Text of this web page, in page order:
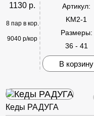
1130 р.
8 пар в кор.
9040 р/кор
Артикул:
KM2-1
Размеры:
36 - 41
В корзину
Кеды РАДУГА